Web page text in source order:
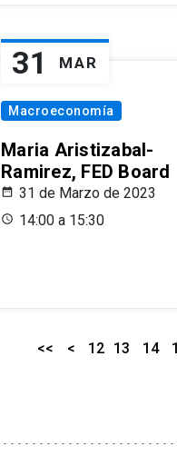
31 MAR
Macroeconomía
Maria Aristizabal-
Ramirez, FED Board
31 de Marzo de 2023
14:00 a 15:30
<< < 12 13 14